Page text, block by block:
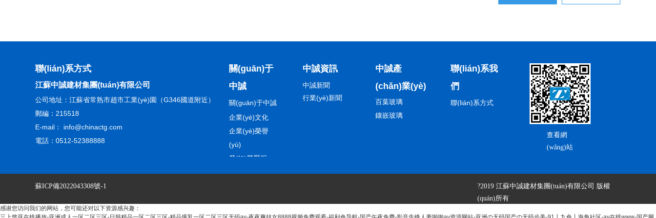
聯(lián)系方式
江蘇中誠建材集團(tuán)有限公司
公司地址：江蘇省常熟市趙市工業(yè)園（G346國道附近）
郵編：215518
E-mail： info@chinactg.com
電話：0512-52388888
關(guān)于
中誠
關(guān)于中誠
企業(yè)文化
企業(yè)榮譽
(yù)
發(fā)展歷程
中誠資訊
中誠新聞
行業(yè)新聞
聯(lián)系我
們
聯(lián)系方式
查看網
(wǎng)站
中誠產
(chǎn)業(yè)
百葉玻璃
鑲嵌玻璃
?2019 江蘇中誠建材集團(tuán)有限公司 版權
(quán)所有
蘇ICP備2022043308號-1
感谢您访问我们的网站，您可能还对以下资源感兴趣：